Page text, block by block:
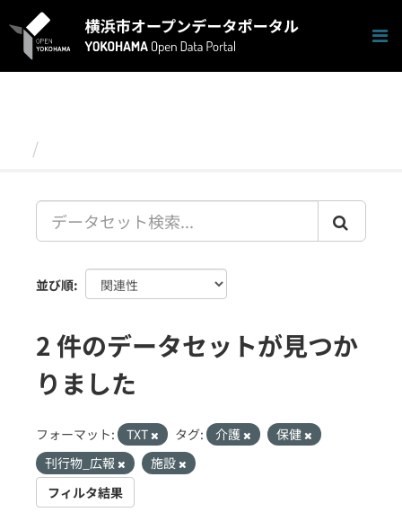
キ
並び順
2 件のデータセットが見つか
りました
フォーマット: TXT タグ: 介護
保健
刊行物_広報
施設
フィルタ結果